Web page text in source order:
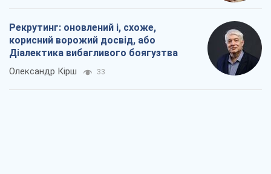
Рекрутинг: оновлений і, схоже,
корисний ворожий досвід, або
Діалектика вибагливого боягузтва
Олександр Кірш 33